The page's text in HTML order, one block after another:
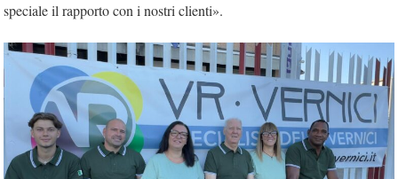
speciale il rapporto con i nostri clienti».